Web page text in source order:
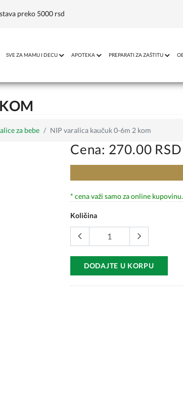
preko 5000 rsd
SVE ZA MAMU I DECU APOTEKA PREPARATI ZA ZAŠTITU
za bebe NIP varalica kaučuk 0-6m 2 kom
Cena: 270.00 RSD
* cena važi samo za online kupovinu.
Količina
DODAJTE U KORPU